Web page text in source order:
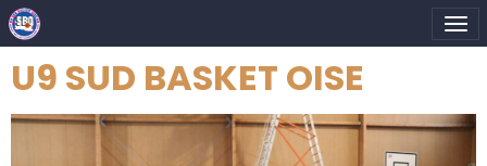
U9 SUD BASKET OISE